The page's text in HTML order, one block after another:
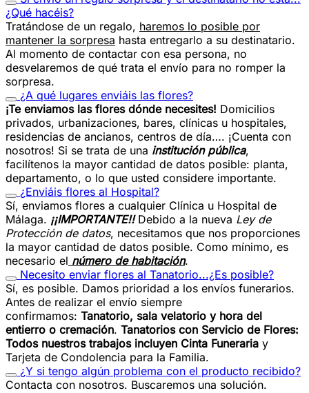
¿Qué hacéis?
Tratándose de un regalo, haremos lo posible por
mantener la sorpresa hasta entregarlo a su destinatario.
Al momento de contactar con esa persona, no
desvelaremos de qué trata el envío para no romper la
sorpresa.
¿A qué lugares enviáis las flores?
¡Te enviamos las flores dónde necesites! Domicilios
privados, urbanizaciones, bares, clínicas u hospitales,
residencias de ancianos, centros de día…. ¡Cuenta con
nosotros! Si se trata de una institución pública,
facilítenos la mayor cantidad de datos posible: planta,
departamento, o lo que usted considere importante.
¿Enviáis flores al Hospital?
Sí, enviamos flores a cualquier Clínica u Hospital de
Málaga. ¡¡IMPORTANTE!! Debido a la nueva Ley de
Protección de datos, necesitamos que nos proporciones
la mayor cantidad de datos posible. Como mínimo, es
necesario el número de habitación.
Necesito enviar flores al Tanatorio...¿Es posible?
Sí, es posible. Damos prioridad a los envíos funerarios.
Antes de realizar el envío siempre
confirmamos: Tanatorio, sala velatorio y hora del
entierro o cremación. Tanatorios con Servicio de Flores:
Todos nuestros trabajos incluyen Cinta Funeraria y
Tarjeta de Condolencia para la Familia.
¿Y si tengo algún problema con el producto recibido?
Contacta con nosotros. Buscaremos una solución.